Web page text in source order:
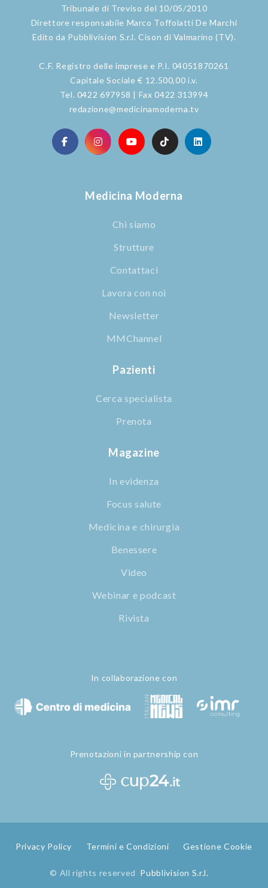
Tribunale di Treviso del 10/05/2010
Direttore responsabile Marco Toffolatti De Marchi
Edito da Pubblivision S.r.l. Cison di Valmarino (TV).
C.F. Registro delle imprese e P.I. 04051870261
Capitale Sociale € 12.500,00 i.v.
Tel. 0422 697958 | Fax 0422 313994
redazione@medicinamoderna.tv
Medicina Moderna
Chi siamo
Strutture
Contattaci
Lavora con noi
Newsletter
MMChannel
Pazienti
Cerca specialista
Prenota
Magazine
In evidenza
Focus salute
Medicina e chirurgia
Benessere
Video
Webinar e podcast
Rivista
In collaborazione con
Prenotazioni in partnership con
Privacy Policy Termini e Condizioni Gestione Cookie
© All rights reserved Pubblivision S.r.l.